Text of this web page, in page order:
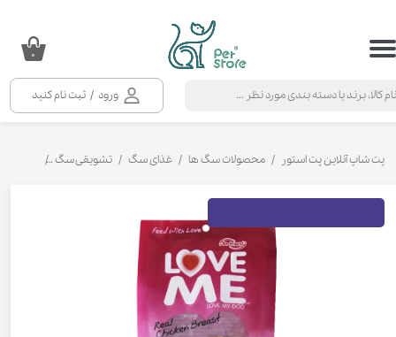
ورود / ثبت نام کنید
حساب کاربری من
خروج از حساب کاربری
۰
پت شاپ آنلاین پت استور محصولات سگ ها غذای سگ تشویقی سگ